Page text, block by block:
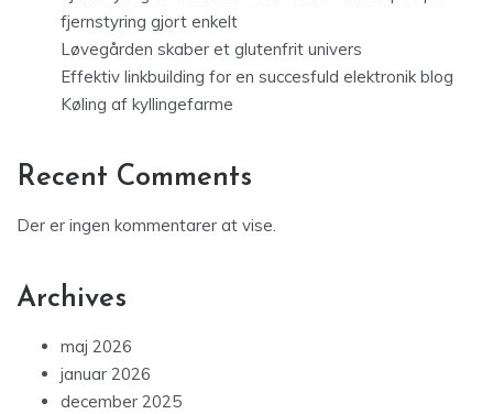
fjernstyring gjort enkelt
Løvegården skaber et glutenfrit univers
Effektiv linkbuilding for en succesfuld elektronik blog
Køling af kyllingefarme
Recent Comments
Der er ingen kommentarer at vise.
Archives
maj 2026
januar 2026
december 2025